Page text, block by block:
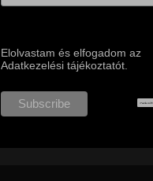
Elolvastam és elfogadom az
Adatkezelési tájékoztatót.